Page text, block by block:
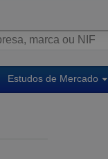
Estudos de Mercado